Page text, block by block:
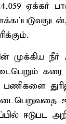
ஏக்கர்
முக்கிய
கரை
ஈடுபட